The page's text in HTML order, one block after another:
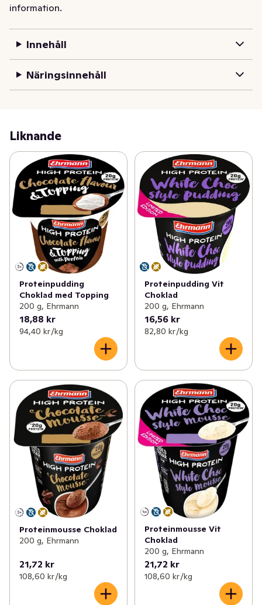
kalorier!
information.
Innehåll
Näringsinnehåll
Liknande
Proteinpudding
Choklad med Topping
200 g, Ehrmann
18,88 kr
94,40 kr /kg
Proteinpudding Vit
Choklad
200 g, Ehrmann
16,56 kr
82,80 kr /kg
Proteinmousse Choklad
200 g, Ehrmann
21,72 kr
108,60 kr /kg
Proteinmousse Vit
Choklad
200 g, Ehrmann
21,72 kr
108,60 kr /kg